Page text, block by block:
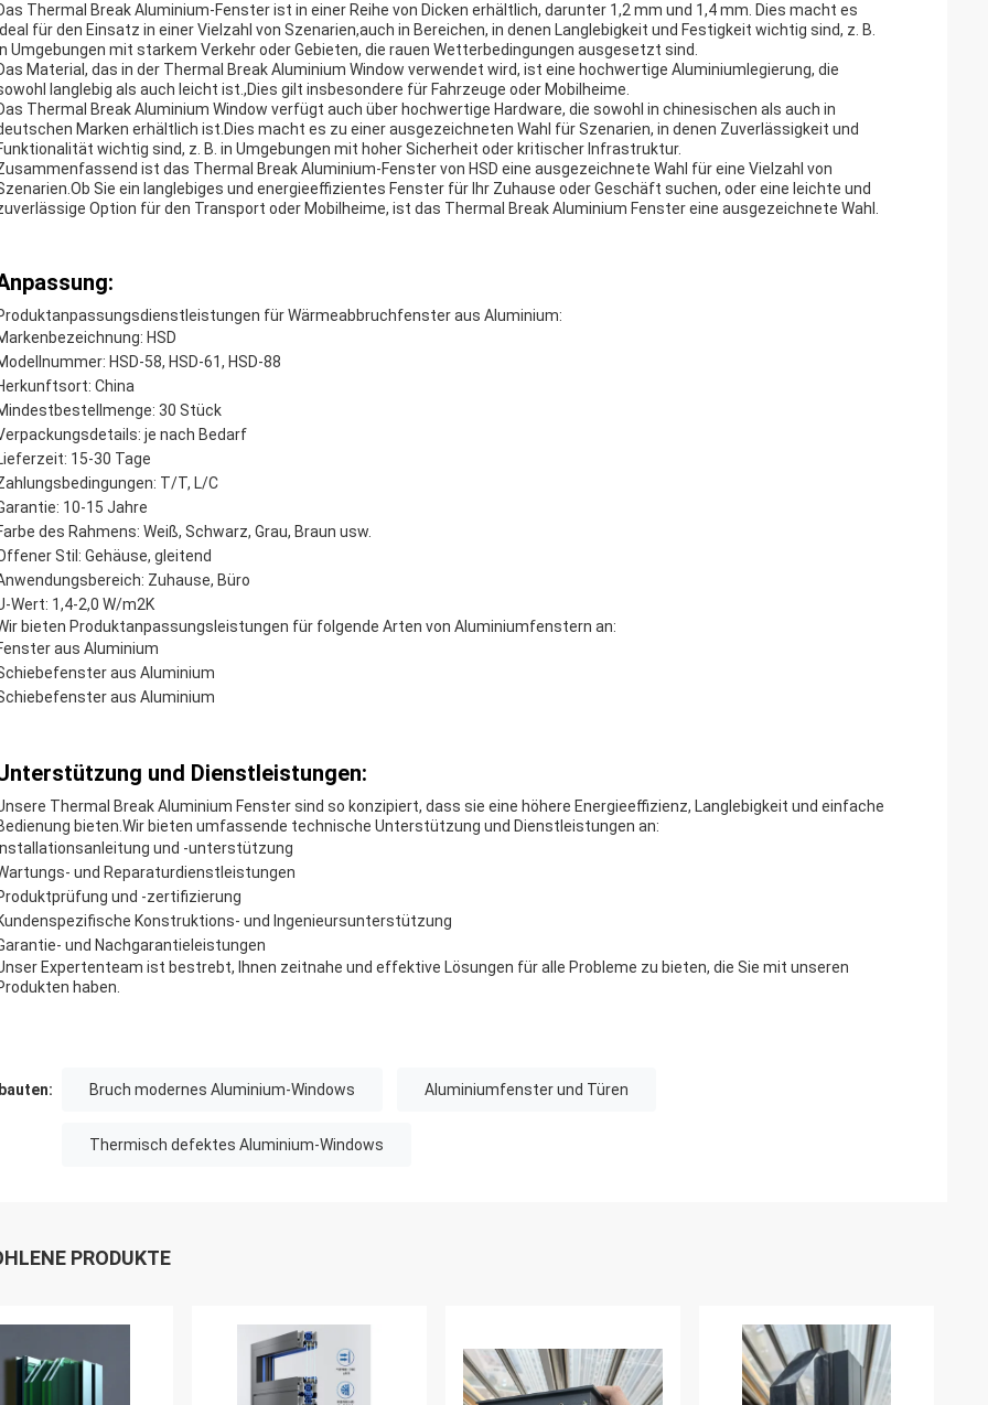
Thermal Break Aluminium-Fenster ist in einer Reihe von Dicken erhältlich, darunter 1,2 mm und 1,4 mm. Dies macht es
für den Einsatz in einer Vielzahl von Szenarien,auch in Bereichen, in denen Langlebigkeit und Festigkeit wichtig sind, z. B.
Umgebungen mit starkem Verkehr oder Gebieten, die rauen Wetterbedingungen ausgesetzt sind.
Material, das in der Thermal Break Aluminium Window verwendet wird, ist eine hochwertige Aluminiumlegierung, die
langlebig als auch leicht ist.,Dies gilt insbesondere für Fahrzeuge oder Mobilheime.
Thermal Break Aluminium Window verfügt auch über hochwertige Hardware, die sowohl in chinesischen als auch in
Marken erhältlich ist.Dies macht es zu einer ausgezeichneten Wahl für Szenarien, in denen Zuverlässigkeit und
wichtig sind, z. B. in Umgebungen mit hoher Sicherheit oder kritischer Infrastruktur.
ist das Thermal Break Aluminium-Fenster von HSD eine ausgezeichnete Wahl für eine Vielzahl von
Sie ein langlebiges und energieeffizientes Fenster für Ihr Zuhause oder Geschäft suchen, oder eine leichte und
Option für den Transport oder Mobilheime, ist das Thermal Break Aluminium Fenster eine ausgezeichnete Wahl.
für Wärmeabbruchfenster aus Aluminium:
HSD
HSD-58, HSD-61, HSD-88
China
30 Stück
je nach Bedarf
15-30 Tage
T/T, L/C
10-15 Jahre
des Rahmens: Weiß, Schwarz, Grau, Braun usw.
Stil: Gehäuse, gleitend
Zuhause, Büro
Wert: 1,4-2,0 W/m2K
bieten Produktanpassungsleistungen für folgende Arten von Aluminiumfenstern an:
aus Aluminium
aus Aluminium
aus Aluminium
und Dienstleistungen:
Thermal Break Aluminium Fenster sind so konzipiert, dass sie eine höhere Energieeffizienz, Langlebigkeit und einfache
bieten.Wir bieten umfassende technische Unterstützung und Dienstleistungen an:
und -unterstützung
und Reparaturdienstleistungen
und -zertifizierung
Konstruktions- und Ingenieursunterstützung
und Nachgarantieleistungen
Expertenteam ist bestrebt, Ihnen zeitnahe und effektive Lösungen für alle Probleme zu bieten, die Sie mit unseren
haben.
Bruch modernes Aluminium-Windows Aluminiumfenster und Türen
Thermisch defektes Aluminium-Windows
PRODUKTE